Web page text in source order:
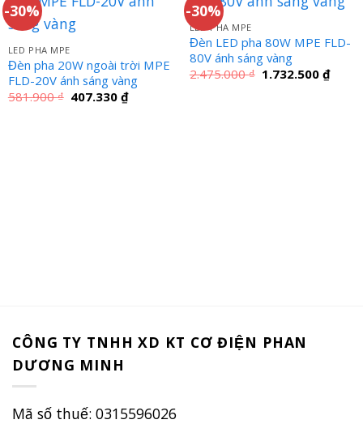
-30%
LED PHA MPE
Đèn pha 20W ngoài trời MPE
FLD-20V ánh sáng vàng
581.900₫ Giá
407.330₫Giá
-30%
LED PHA MPE
Đèn LED pha 80W MPE FLD-
80V ánh sáng vàng
2.475.000₫ Giá
1.732.500₫Giá
CÔNG TY TNHH XD KT CƠ ĐIỆN PHAN
DƯƠNG MINH
Mã số thuế: 0315596026